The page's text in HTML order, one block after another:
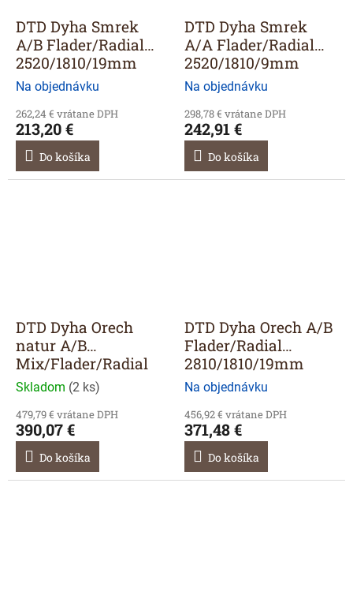
DTD Dyha Smrek
A/B Flader/Radial
2520/1810/19mm
Na objednávku
262,24 € vrátane DPH
213,20 €
Do košíka
DTD Dyha Smrek
A/A Flader/Radial
2520/1810/9mm
Na objednávku
298,78 € vrátane DPH
242,91 €
Do košíka
DTD Dyha Orech
natur A/B
Mix/Flader/Radial
2800/20
Skladom (2 ks)
479,79 € vrátane DPH
390,07 €
Do košíka
DTD Dyha Orech A/B
Flader/Radial
2810/1810/19mm
Na objednávku
456,92 € vrátane DPH
371,48 €
Do košíka